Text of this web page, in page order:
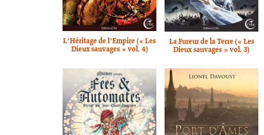
L’Héritage de l’Empire (« Les
Dieux sauvages » vol. 4)
La Fureur de la Terre (« Les
Dieux sauvages » vol. 3)